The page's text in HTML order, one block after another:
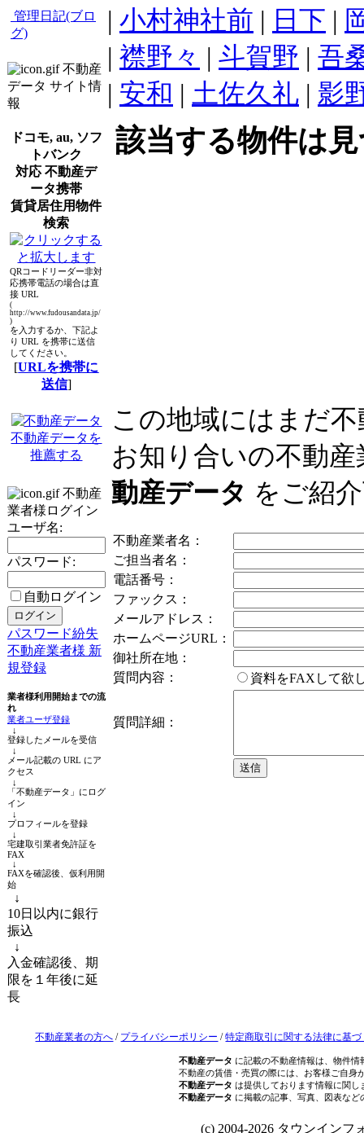
管理日記(ブロ
グ)
不動産
データ サイト情
報
ドコモ, au, ソフ
トバンク
対応 不動産デ
ータ携帯
賃貸居住用物件
検索
QRコードリーダー非対
応携帯電話の場合は直
接 URL
(
http://www.fudousandata.jp/
)
を入力するか、下記よ
り URL を携帯に送信
してください。
[URLを携帯に
送信]
不動産データを
推薦する
不動産
業者様ログイン
ユーザ名:
パスワード:
自動ログイン
パスワード紛失
不動産業者様 新
規登録
業者様利用開始までの流
れ
業者ユーザ登録
↓
登録したメールを受信
↓
メール記載の URL にア
クセス
↓
「不動産データ」にログ
イン
↓
プロフィールを登録
↓
宅建取引業者免許証を
FAX
↓
FAXを確認後、仮利用開
始
↓
10日以内に銀行
振込
↓
入金確認後、期
限を１年後に延
長
| 小村神社前 | 日下 |
| 襟野々 | 斗賀野 | 吾
| 安和 | 土佐久礼 | 影
該当する物件は
この地域にはまだ
お知り合いの不動
動産データ をご紹
不動産業者名：
ご担当者名：
電話番号：
ファックス：
メールアドレス：
ホームページURL：
御社所在地：
質問内容：
資料をFAXして
質問詳細：
不動産業者の方へ / プライバシーポリシー /特定商取引に関する法律に基
不動産データ に記載の不動産情報は、物件
不動産の賃借・売買の際には、お客様ご自身
不動産データ は提供しております情報に関し
不動産データ に掲載の記事、写真、図表な
(c) 2004-2026 タウンインフ